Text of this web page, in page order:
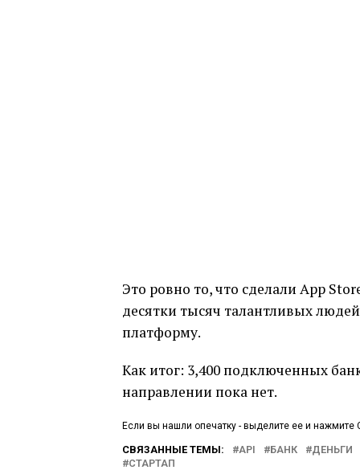
Это ровно то, что сделали App
десятки тысяч талантливых
платформу.
Как итог: 3,400 подключенных
направлении пока нет.
Если вы нашли опечатку - выделите ее и
СВЯЗАННЫЕ ТЕМЫ: API БАНК ДЕНЬГИ
СТАРТАП